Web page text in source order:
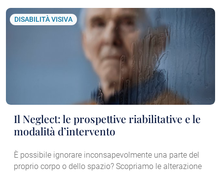
DISABILITÀ VISIVA
Il Neglect: le prospettive riabilitative e le
modalità d’intervento
È possibile ignorare inconsapevolmente una parte del
proprio corpo o dello spazio? Scopriamo le alterazione